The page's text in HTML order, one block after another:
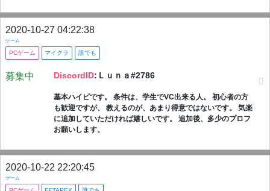
2020-10-27 04:22:38
ゲーム
PCゲーム マイクラ 誰でも
募集中 DiscordID:Ｌｕｎａ#2786
基本ハイピです。 条件は、学生でVC出来る人。 初心者の方
も歓迎ですが、 教えるのが、あまり得意ではないです。 気楽
に追加していただければ嬉しいです。 追加後、多少のプロフ
お願いします。
2020-10-22 22:20:45
ゲーム